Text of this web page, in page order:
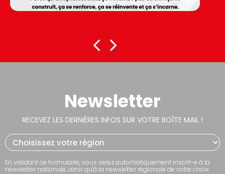
Newsletter
RECEVEZ LES DERNIÈRES INFOS SUR VOTRE BOÎTE MAIL !
En validant ce formulaire, vous serez automatiquement inscrit-e à la
newsletter nationale, ainsi qu'à la newsletter régionale de votre choix.